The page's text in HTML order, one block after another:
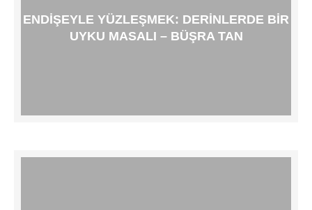
ENDIŞEYLE YÜZLEŞMEK: DERINLERDE BIR
UYKU MASALI – BÜŞRA TAN